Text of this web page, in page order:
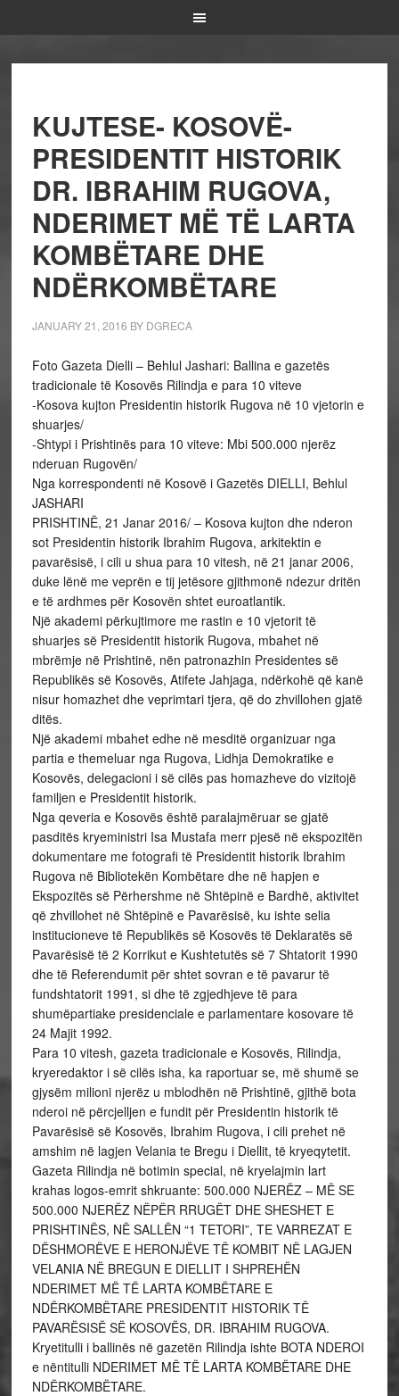
KUJTESE- KOSOVË-
PRESIDENTIT HISTORIK
DR. IBRAHIM RUGOVA,
NDERIMET MË TË LARTA
KOMBËTARE DHE
NDËRKOMBËTARE
JANUARY 21, 2016 BY DGRECA
Foto Gazeta Dielli – Behlul Jashari: Ballina e gazetës
tradicionale të Kosovës Rilindja e para 10 viteve
-Kosova kujton Presidentin historik Rugova në 10 vjetorin e
shuarjes/
-Shtypi i Prishtinës para 10 viteve: Mbi 500.000 njerëz
nderuan Rugovën/
Nga korrespondenti në Kosovë i Gazetës DIELLI, Behlul
JASHARI
PRISHTINË, 21 Janar 2016/ – Kosova kujton dhe nderon
sot Presidentin historik Ibrahim Rugova, arkitektin e
pavarësisë, i cili u shua para 10 vitesh, në 21 janar 2006,
duke lënë me veprën e tij jetësore gjithmonë ndezur dritën
e të ardhmes për Kosovën shtet euroatlantik.
Një akademi përkujtimore me rastin e 10 vjetorit të
shuarjes së Presidentit historik Rugova, mbahet në
mbrëmje në Prishtinë, nën patronazhin Presidentes së
Republikës së Kosovës, Atifete Jahjaga, ndërkohë që kanë
nisur homazhet dhe veprimtari tjera, që do zhvillohen gjatë
ditës.
Një akademi mbahet edhe në mesditë organizuar nga
partia e themeluar nga Rugova, Lidhja Demokratike e
Kosovës, delegacioni i së cilës pas homazheve do vizitojë
familjen e Presidentit historik.
Nga qeveria e Kosovës është paralajmëruar se gjatë
pasditës kryeministri Isa Mustafa merr pjesë në ekspozitën
dokumentare me fotografi të Presidentit historik Ibrahim
Rugova në Bibliotekën Kombëtare dhe në hapjen e
Ekspozitës së Përhershme në Shtëpinë e Bardhë, aktivitet
që zhvillohet në Shtëpinë e Pavarësisë, ku ishte selia
institucioneve të Republikës së Kosovës të Deklaratës së
Pavarësisë të 2 Korrikut e Kushtetutës së 7 Shtatorit 1990
dhe të Referendumit për shtet sovran e të pavarur të
fundshtatorit 1991, si dhe të zgjedhjeve të para
shumëpartiake presidenciale e parlamentare kosovare të
24 Majit 1992.
Para 10 vitesh, gazeta tradicionale e Kosovës, Rilindja,
kryeredaktor i së cilës isha, ka raportuar se, më shumë se
gjysëm milioni njerëz u mblodhën në Prishtinë, gjithë bota
nderoi në përcjelljen e fundit për Presidentin historik të
Pavarësisë së Kosovës, Ibrahim Rugova, i cili prehet në
amshim në lagjen Velania te Bregu i Diellit, të kryeqytetit.
Gazeta Rilindja në botimin special, në kryelajmin lart
krahas logos-emrit shkruante: 500.000 NJERËZ – MË SE
500.000 NJERËZ NËPËR RRUGËT DHE SHESHET E
PRISHTINËS, NË SALLËN “1 TETORI”, TE VARREZAT E
DËSHMORËVE E HERONJËVE TË KOMBIT NË LAGJEN
VELANIA NË BREGUN E DIELLIT I SHPREHËN
NDERIMET MË TË LARTA KOMBËTARE E
NDËRKOMBËTARE PRESIDENTIT HISTORIK TË
PAVARËSISË SË KOSOVËS, DR. IBRAHIM RUGOVA.
Kryetitulli i ballinës në gazetën Rilindja ishte BOTA NDEROI
e nëntitulli NDERIMET MË TË LARTA KOMBËTARE DHE
NDËRKOMBËTARE.